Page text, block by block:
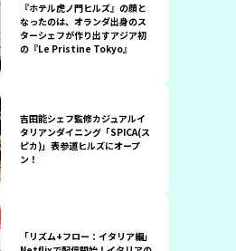
『ホテル虎ノ門ヒルズ』の顔と
なったのは、オランダ出身のス
ターシェフが作り出すアジア初
の『Le Pristine Tokyo』
吉田能シェフ監修カジュアルイ
タリアンダイニング「SPICA(ス
ピカ)」表参道ヒルズにオープ
ン！
「リズム+フロー：イタリア編」